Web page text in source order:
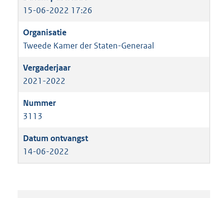
15-06-2022 17:26
Tweede Kamer der Staten-Generaal
2021-2022
3113
14-06-2022